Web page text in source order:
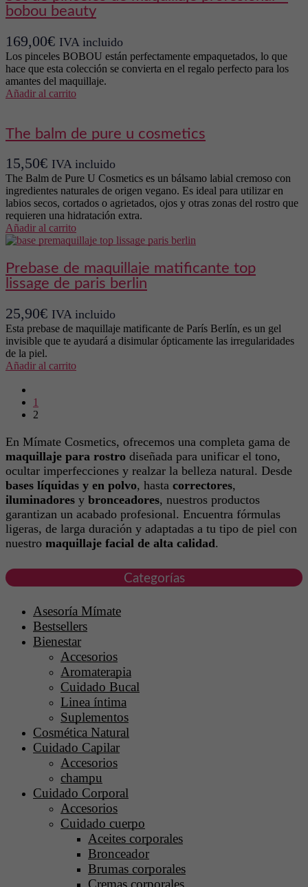
bobou beauty
169,00€ IVA incluido
Los pinceles BOBOU están perfectamente empaquetados, lo que
hace que esta colección se convierta en el regalo perfecto para los
amantes del maquillaje.
Añadir al carrito
the balm de pure u cosmetics
15,50€ IVA incluido
The Balm de Pure U Cosmetics es un bálsamo labial cremoso con
ingredientes naturales de origen vegano. Es ideal para utilizar en
labios secos, cortados o agrietados, ojos y otras zonas del rostro que
requieren una hidratación extra.
Añadir al carrito
prebase de maquillaje matificante top
lissage de paris berlin
25,90€ IVA incluido
Esta prebase de maquillaje matificante de París Berlín, es un gel
invisible que te ayudará a disimular ópticamente las irregularidades
de la piel.
Añadir al carrito
1
2
En Mímate Cosmetics, ofrecemos una completa gama de
maquillaje para rostro diseñada para unificar el tono,
ocultar imperfecciones y realzar la belleza natural. Desde
bases líquidas y en polvo, hasta correctores,
iluminadores y bronceadores, nuestros productos
garantizan un acabado profesional. Encuentra fórmulas
ligeras, de larga duración y adaptadas a tu tipo de piel con
nuestro maquillaje facial de alta calidad.
Categorías
Asesoría Mímate
Bestsellers
Bienestar
Accesorios
Aromaterapia
Cuidado Bucal
Linea íntima
Suplementos
Cosmética Natural
Cuidado Capilar
Accesorios
champu
Cuidado Corporal
Accesorios
Cuidado cuerpo
Aceites corporales
Bronceador
Brumas corporales
Cremas corporales